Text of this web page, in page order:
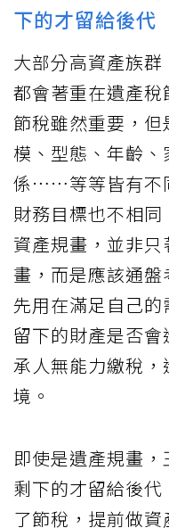
下的才留給後代
大部分高資產族
都會著重在遺產
節稅雖然重要，
模、型態、年齡
係……等等皆有不
財務目標也不相
資產規畫，並非
畫，而是應該通
先用在滿足自己
留下的財產是否
承人無能力繳稅
境。
即使是遺產規畫，
剩下的才留給後
了節稅，提前做